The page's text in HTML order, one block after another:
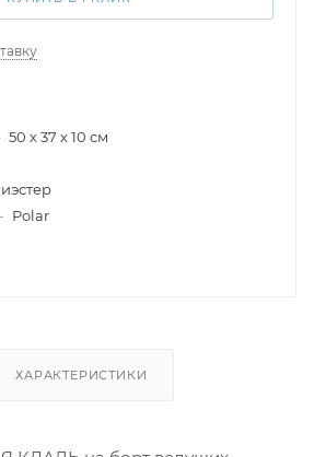
50 х 37 х 10 см
Polar
ХАРАКТЕРИСТИКИ